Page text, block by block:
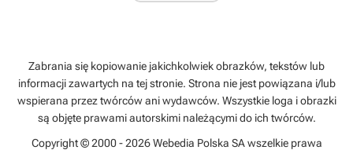
Zabrania się kopiowanie jakichkolwiek obrazków, tekstów lub
informacji zawartych na tej stronie. Strona nie jest powiązana i/lub
wspierana przez twórców ani wydawców. Wszystkie loga i obrazki
są objęte prawami autorskimi należącymi do ich twórców.
Copyright © 2000 - 2026 Webedia Polska SA wszelkie prawa